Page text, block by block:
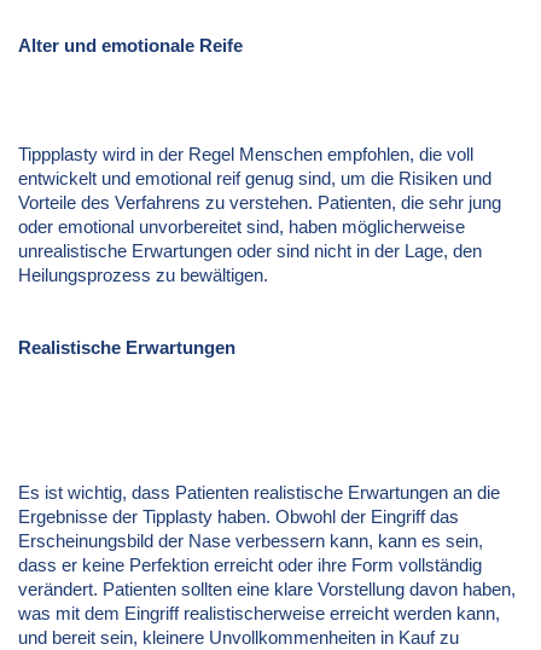
Alter und emotionale Reife
Tippplasty wird in der Regel Menschen empfohlen, die voll
entwickelt und emotional reif genug sind, um die Risiken und
Vorteile des Verfahrens zu verstehen. Patienten, die sehr jung
oder emotional unvorbereitet sind, haben möglicherweise
unrealistische Erwartungen oder sind nicht in der Lage, den
Heilungsprozess zu bewältigen.
Realistische Erwartungen
Es ist wichtig, dass Patienten realistische Erwartungen an die
Ergebnisse der Tipplasty haben. Obwohl der Eingriff das
Erscheinungsbild der Nase verbessern kann, kann es sein,
dass er keine Perfektion erreicht oder ihre Form vollständig
verändert. Patienten sollten eine klare Vorstellung davon haben,
was mit dem Eingriff realistischerweise erreicht werden kann,
und bereit sein, kleinere Unvollkommenheiten in Kauf zu